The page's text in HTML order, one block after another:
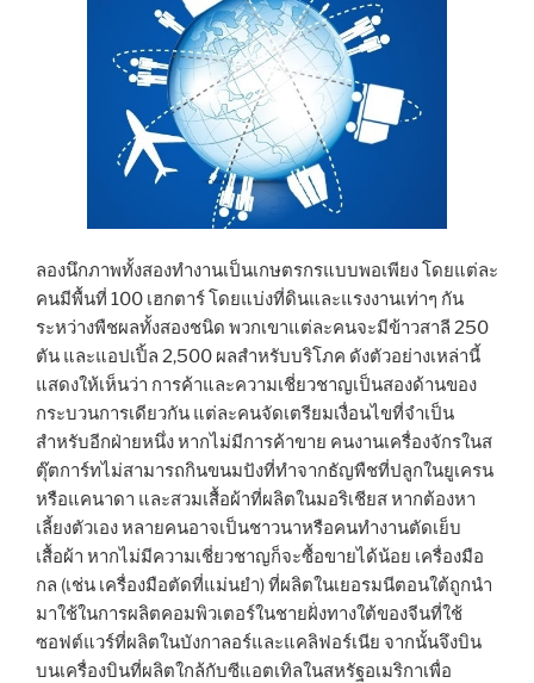
ลองนึกภาพทั้งสองทำงานเป็นเกษตรกรแบบพอเพียง โดยแต่ละ
คนมีพื้นที่ 100 เฮกตาร์ โดยแบ่งที่ดินและแรงงานเท่าๆ กัน
ระหว่างพืชผลทั้งสองชนิด พวกเขาแต่ละคนจะมีข้าวสาลี 250
ตัน และแอปเปิ้ล 2,500 ผลสำหรับบริโภค ดังตัวอย่างเหล่านี้
แสดงให้เห็นว่า การค้าและความเชี่ยวชาญเป็นสองด้านของ
กระบวนการเดียวกัน แต่ละคนจัดเตรียมเงื่อนไขที่จำเป็น
สำหรับอีกฝ่ายหนึ่ง หากไม่มีการค้าขาย คนงานเครื่องจักรในส
ตุ๊ตการ์ทไม่สามารถกินขนมปังที่ทำจากธัญพืชที่ปลูกในยูเครน
หรือแคนาดา และสวมเสื้อผ้าที่ผลิตในมอริเชียส หากต้องหา
เลี้ยงตัวเอง หลายคนอาจเป็นชาวนาหรือคนทำงานตัดเย็บ
เสื้อผ้า หากไม่มีความเชี่ยวชาญก็จะซื้อขายได้น้อย เครื่องมือ
กล (เช่น เครื่องมือตัดที่แม่นยำ) ที่ผลิตในเยอรมนีตอนใต้ถูกนำ
มาใช้ในการผลิตคอมพิวเตอร์ในชายฝั่งทางใต้ของจีนที่ใช้
ซอฟต์แวร์ที่ผลิตในบังกาลอร์และแคลิฟอร์เนีย จากนั้นจึงบิน
บนเครื่องบินที่ผลิตใกล้กับซีแอตเทิลในสหรัฐอเมริกาเพื่อ